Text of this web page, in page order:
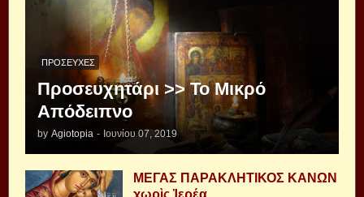
ΠΡΟΣΕΥΧΈΣ
Προσευχητάρι >> Το Μικρό
Απόδειπνο
by Agiotopia - Ιουνίου 07, 2019
ΜΕΓΑΣ ΠΑΡΑΚΛΗΤΙΚΟΣ ΚΑΝΩΝ